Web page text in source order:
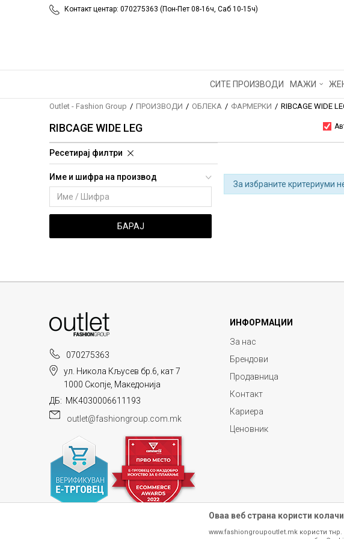
Контакт центар: 070275363 (Пон-Пет 08-16ч, Саб 10-15ч)
СИТЕ ПРОИЗВОДИ МАЖИ
Outlet - Fashion Group ПРОИЗВОДИ ОБЛЕКА ФАРМЕРКИ RIBCAGE WIDE
RIBCAGE WIDE LEG
Ресетирај филтри
Име и шифра на производ
БАРАЈ
За избраните критериуми
070275363
ул. Никола Кљусев бр.6, кат 7
1000 Скопје, Македонија
ДБ: МК4030006611193
outlet@fashiongroup.com.mk
ИНФОРМАЦИИ
За нас
Брендови
Продавница
Контакт
Кариера
Ценовник
Оваа веб страна користи
www.fashiongroupoutlet.mk користи